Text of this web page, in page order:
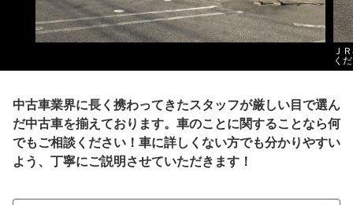
Ｊ
く
中古車業界に長く携わってきたスタッフが厳しい目で選ん
だ中古車を揃えております。車のことに関することなら何
でもご相談ください！車に詳しくない方でも分かりやすい
よう、丁寧にご説明させていただきます！